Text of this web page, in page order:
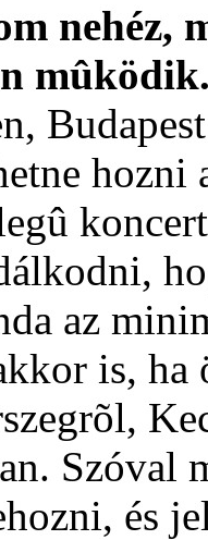
nehéz,
mûködik.
hozni
az
is, ha
Szóval
és